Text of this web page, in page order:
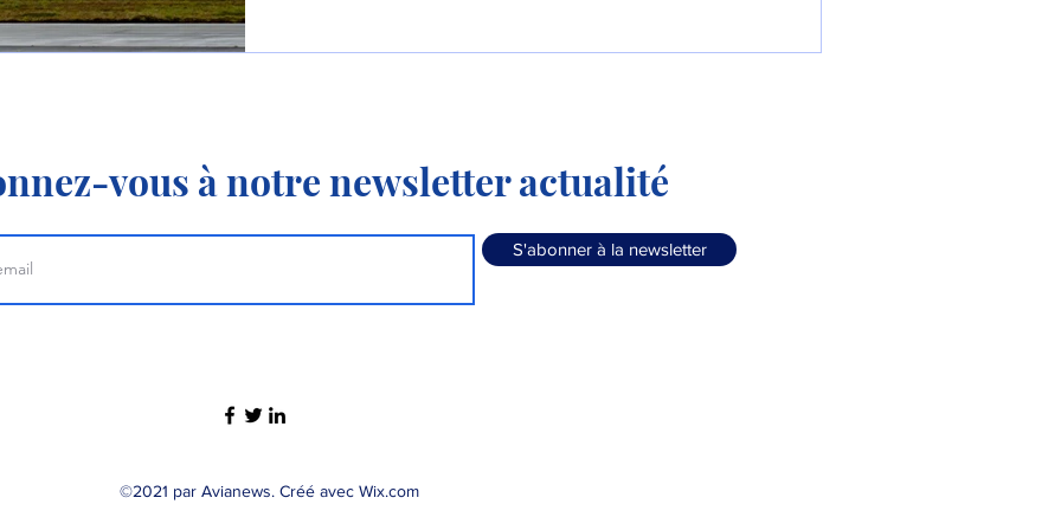
vous à notre newsletter actualité
S'abonner à la newsletter
©2021 par Avianews. Créé avec Wix.com